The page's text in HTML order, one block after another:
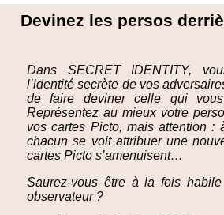
Devinez les persos
Dans SECRET IDENTITY,
l’identité secrète de vos
de faire deviner celle qui
Représentez au mieux votre
vos cartes Picto, mais attention :
chacun se voit attribuer une
cartes Picto s’amenuisent…
Saurez-vous être à la fois
observateur ?